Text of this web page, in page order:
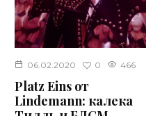
06.02.2020 0 466
Platz Eins от
Lindemann: калека